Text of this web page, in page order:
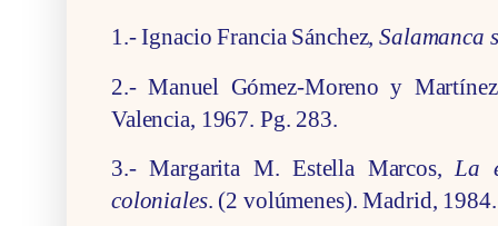
1.- Ignacio Francia Sánchez,Salamanca
2.- Manuel Gómez-Moreno y
Valencia, 1967. Pg. 283.
3.- Margarita M. Estella Marcos,La
coloniales. (2 volúmenes). Madrid,